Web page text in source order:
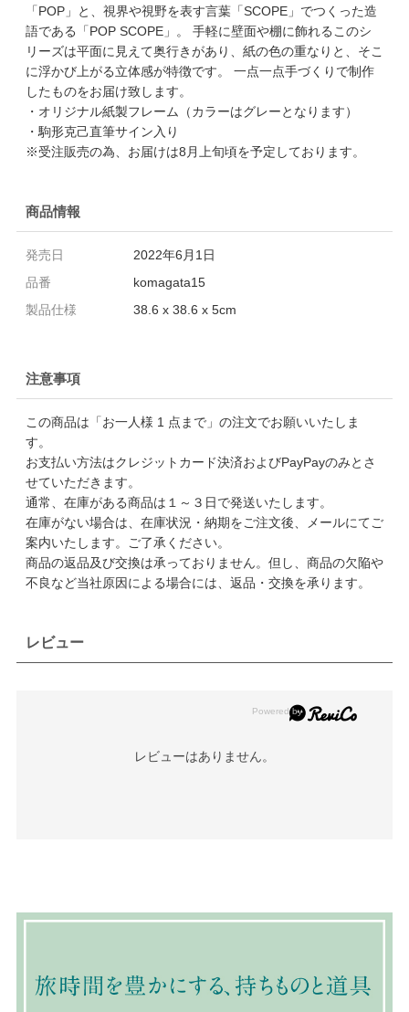
「POP」と、視界や視野を表す言葉「SCOPE」でつくった造
語である「POP SCOPE」。 手軽に壁面や棚に飾れるこのシ
リーズは平面に見えて奥行きがあり、紙の色の重なりと、そこ
に浮かび上がる立体感が特徴です。 一点一点手づくりで制作
したものをお届け致します。
・オリジナル紙製フレーム（カラーはグレーとなります）
・駒形克己直筆サイン入り
※受注販売の為、お届けは8月上旬頃を予定しております。
商品情報
発売日
2022年6月1日
品番
komagata15
製品仕様
38.6 x 38.6 x 5cm
注意事項
この商品は「お一人様 1 点まで」の注文でお願いいたしま
す。
お支払い方法はクレジットカード決済およびPayPayのみとさ
せていただきます。
通常、在庫がある商品は１～３日で発送いたします。
在庫がない場合は、在庫状況・納期をご注文後、メールにてご
案内いたします。ご了承ください。
商品の返品及び交換は承っておりません。但し、商品の欠陥や
不良など当社原因による場合には、返品・交換を承ります。
レビュー
レビューはありません。